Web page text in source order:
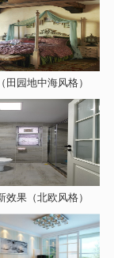
田园地中海风格）
效果（北欧风格）